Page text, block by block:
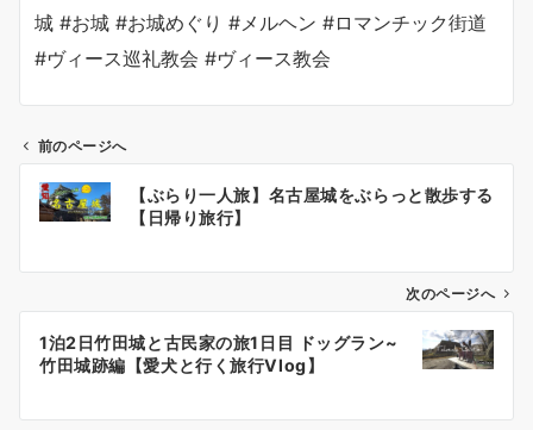
城 #お城 #お城めぐり #メルヘン #ロマンチック街道
#ヴィース巡礼教会 #ヴィース教会
ビ
ン
前のページへ
【ぶらり一人旅】名古屋城をぶらっと散歩する
【日帰り旅行】
次のページへ
1泊2日竹田城と古民家の旅1日目 ドッグラン~
竹田城跡編【愛犬と行く旅行Vlog】